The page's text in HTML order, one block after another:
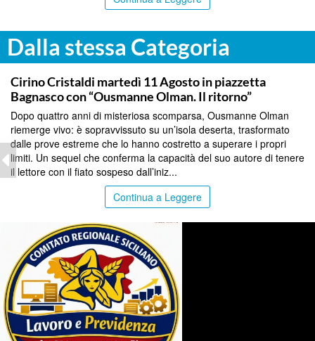
Dalla stessa Categoria
COMMUNITY
Cirino Cristaldi martedì 11 Agosto in piazzetta
Bagnasco con “Ousmanne Olman. Il ritorno”
Dopo quattro anni di misteriosa scomparsa, Ousmanne Olman
riemerge vivo: è sopravvissuto su un’isola deserta, trasformato
dalle prove estreme che lo hanno costretto a superare i propri
limiti. Un sequel che conferma la capacità del suo autore di tenere
il lettore con il fiato sospeso dall’iniz...
Continua a Leggere